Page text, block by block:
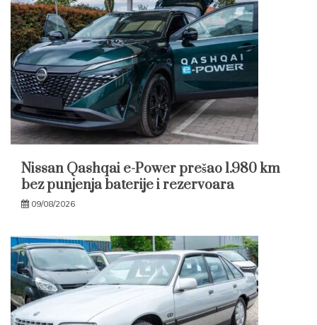
Nissan Qashqai e-Power prešao 1.980 km
bez punjenja baterije i rezervoara
09/08/2026